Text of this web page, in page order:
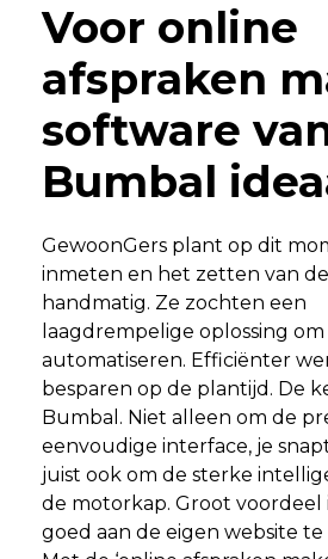
Voor online
afspraken
software
Bumbal
GewoonGers plant op dit
inmeten en het zetten van
handmatig. Ze zochten een
laagdrempelige oplossing
automatiseren. Efficiënter
besparen op de plantijd. De
Bumbal. Niet alleen om de
eenvoudige interface, je
juist ook om de sterke
de motorkap. Groot voordeel
goed aan de eigen website te